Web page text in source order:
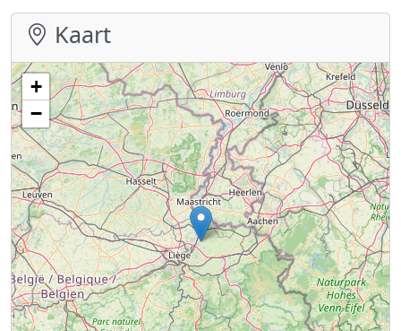
Kaart
+
−